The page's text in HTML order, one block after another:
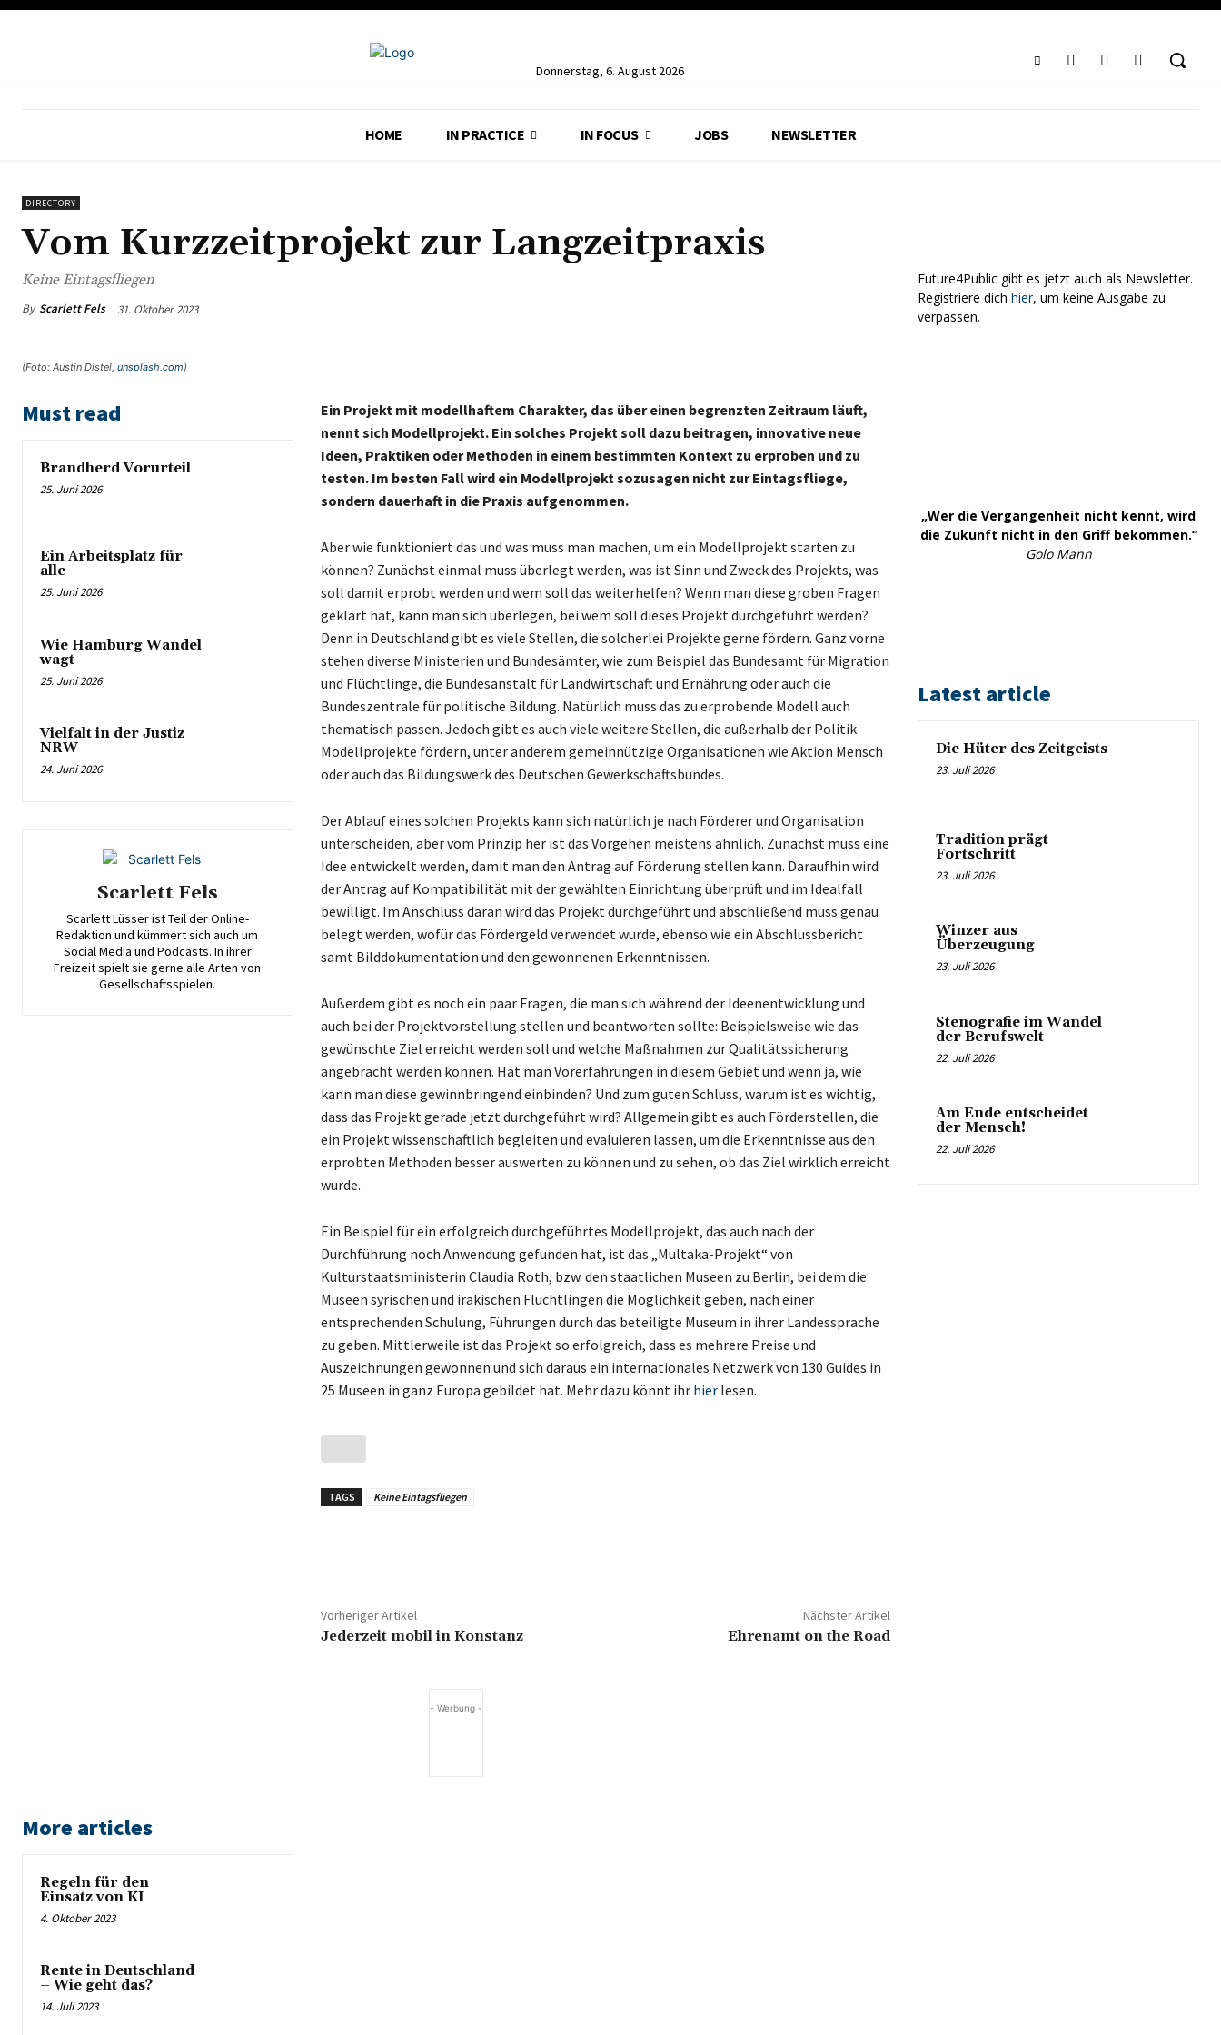
Donnerstag, 6. August 2026
HOME IN PRACTICE IN FOCUS JOBS NEWSLETTER
DIRECTORY
Vom Kurzzeitprojekt zur Langzeitpraxis
Keine Eintagsfliegen
By Scarlett Fels 31. Oktober 2023
(Foto: Austin Distel, unsplash.com)
Must read
Brandherd Vorurteil
25. Juni 2026
Ein Arbeitsplatz für
alle
25. Juni 2026
Wie Hamburg Wandel
wagt
25. Juni 2026
Vielfalt in der Justiz
NRW
24. Juni 2026
Scarlett Fels
Scarlett Lüsser ist Teil der Online-
Redaktion und kümmert sich auch um
Social Media und Podcasts. In ihrer
Freizeit spielt sie gerne alle Arten von
Gesellschaftsspielen.
Ein Projekt mit modellhaftem Charakter, das über einen begrenzten Zeitraum läuft,
nennt sich Modellprojekt. Ein solches Projekt soll dazu beitragen, innovative neue
Ideen, Praktiken oder Methoden in einem bestimmten Kontext zu erproben und zu
testen. Im besten Fall wird ein Modellprojekt sozusagen nicht zur Eintagsfliege,
sondern dauerhaft in die Praxis aufgenommen.
Aber wie funktioniert das und was muss man machen, um ein Modellprojekt starten zu
können? Zunächst einmal muss überlegt werden, was ist Sinn und Zweck des Projekts, was
soll damit erprobt werden und wem soll das weiterhelfen? Wenn man diese groben Fragen
geklärt hat, kann man sich überlegen, bei wem soll dieses Projekt durchgeführt werden?
Denn in Deutschland gibt es viele Stellen, die solcherlei Projekte gerne fördern. Ganz vorne
stehen diverse Ministerien und Bundesämter, wie zum Beispiel das Bundesamt für Migration
und Flüchtlinge, die Bundesanstalt für Landwirtschaft und Ernährung oder auch die
Bundeszentrale für politische Bildung. Natürlich muss das zu erprobende Modell auch
thematisch passen. Jedoch gibt es auch viele weitere Stellen, die außerhalb der Politik
Modellprojekte fördern, unter anderem gemeinnützige Organisationen wie Aktion Mensch
oder auch das Bildungswerk des Deutschen Gewerkschaftsbundes.
Der Ablauf eines solchen Projekts kann sich natürlich je nach Förderer und Organisation
unterscheiden, aber vom Prinzip her ist das Vorgehen meistens ähnlich. Zunächst muss eine
Idee entwickelt werden, damit man den Antrag auf Förderung stellen kann. Daraufhin wird
der Antrag auf Kompatibilität mit der gewählten Einrichtung überprüft und im Idealfall
bewilligt. Im Anschluss daran wird das Projekt durchgeführt und abschließend muss genau
belegt werden, wofür das Fördergeld verwendet wurde, ebenso wie ein Abschlussbericht
samt Bilddokumentation und den gewonnenen Erkenntnissen.
Außerdem gibt es noch ein paar Fragen, die man sich während der Ideenentwicklung und
auch bei der Projektvorstellung stellen und beantworten sollte: Beispielsweise wie das
gewünschte Ziel erreicht werden soll und welche Maßnahmen zur Qualitätssicherung
angebracht werden können. Hat man Vorerfahrungen in diesem Gebiet und wenn ja, wie
kann man diese gewinnbringend einbinden? Und zum guten Schluss, warum ist es wichtig,
dass das Projekt gerade jetzt durchgeführt wird? Allgemein gibt es auch Förderstellen, die
ein Projekt wissenschaftlich begleiten und evaluieren lassen, um die Erkenntnisse aus den
erprobten Methoden besser auswerten zu können und zu sehen, ob das Ziel wirklich erreicht
wurde.
Ein Beispiel für ein erfolgreich durchgeführtes Modellprojekt, das auch nach der
Durchführung noch Anwendung gefunden hat, ist das „Multaka-Projekt“ von
Kulturstaatsministerin Claudia Roth, bzw. den staatlichen Museen zu Berlin, bei dem die
Museen syrischen und irakischen Flüchtlingen die Möglichkeit geben, nach einer
entsprechenden Schulung, Führungen durch das beteiligte Museum in ihrer Landessprache
zu geben. Mittlerweile ist das Projekt so erfolgreich, dass es mehrere Preise und
Auszeichnungen gewonnen und sich daraus ein internationales Netzwerk von 130 Guides in
25 Museen in ganz Europa gebildet hat. Mehr dazu könnt ihr hier lesen.
TAGS Keine Eintagsfliegen
Vorheriger Artikel
Jederzeit mobil in Konstanz
Nächster Artikel
Ehrenamt on the Road
- Werbung -
More articles
Regeln für den
Einsatz von KI
4. Oktober 2023
Rente in Deutschland
– Wie geht das?
14. Juli 2023
Future4Public gibt es jetzt auch als Newsletter.
Registriere dich hier, um keine Ausgabe zu
verpassen.
„Wer die Vergangenheit nicht kennt, wird
die Zukunft nicht in den Griff bekommen.“
Golo Mann
Latest article
Die Hüter des Zeitgeists
23. Juli 2026
Tradition prägt
Fortschritt
23. Juli 2026
Winzer aus
Überzeugung
23. Juli 2026
Stenografie im Wandel
der Berufswelt
22. Juli 2026
Am Ende entscheidet
der Mensch!
22. Juli 2026